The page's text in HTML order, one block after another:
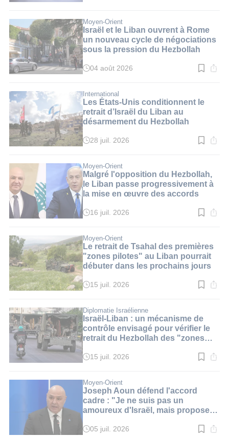
:
4
min.
Moyen-Orient
Israël et le Liban ouvrent à Rome
un nouveau cycle de négociations
sous la pression du Hezbollah
Temps
:
3
min.
04 août 2026
International
Les États-Unis conditionnent le
retrait d’Israël du Liban au
désarmement du Hezbollah
Temps
:
4
min.
28 juil. 2026
Moyen-Orient
Malgré l'opposition du Hezbollah,
le Liban passe progressivement à
la mise en œuvre des accords
Temps
:
3
min.
16 juil. 2026
Moyen-Orient
Le retrait de Tsahal des premières
"zones pilotes" au Liban pourrait
débuter dans les prochains jours
Temps
:
3
min.
15 juil. 2026
Diplomatie Israélienne
Israël-Liban : un mécanisme de
contrôle envisagé pour vérifier le
retrait du Hezbollah des "zones
Temps
:
2
min.
15 juil. 2026
Moyen-Orient
Joseph Aoun défend l'accord
cadre : "Je ne suis pas un
amoureux d'Israël, mais proposez
Temps
05 juil. 2026